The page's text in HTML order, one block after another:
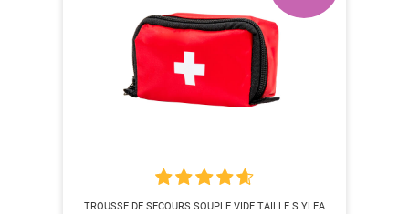
TROUSSE DE SECOURS SOUPLE VIDE TAILLE S YLEA